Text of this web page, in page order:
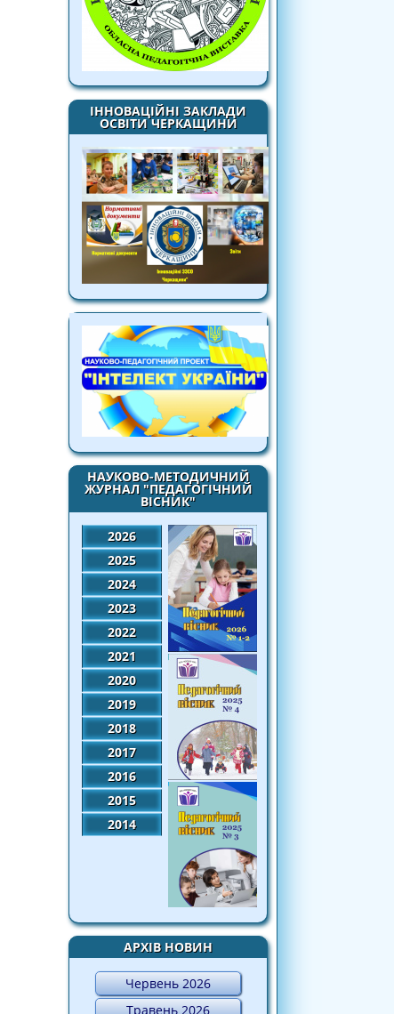
ІННОВАЦІЙНІ ЗАКЛАДИ
ОСВІТИ ЧЕРКАЩИНИ
НАУКОВО-МЕТОДИЧНИЙ
ЖУРНАЛ "ПЕДАГОГІЧНИЙ
ВІСНИК"
2026
2025
2024
2023
2022
2021
2020
2019
2018
2017
2016
2015
2014
АРХІВ НОВИН
Червень 2026
Травень 2026